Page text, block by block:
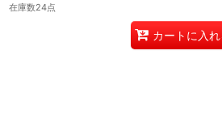
在庫数24点
カートに入れ